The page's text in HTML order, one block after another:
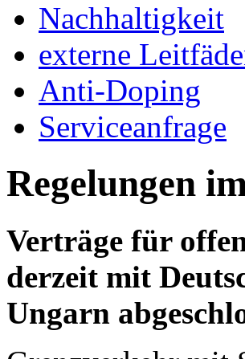
Nachhaltigkeit
externe
Anti-Doping
Serviceanfrage
Regelungen
Verträge für
derzeit mit
Ungarn